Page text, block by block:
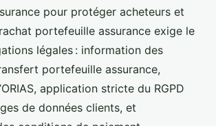
pour protéger acheteurs et
portefeuille assurance exige le
légales : information des
portefeuille assurance,
application stricte du RGPD
de données clients, et